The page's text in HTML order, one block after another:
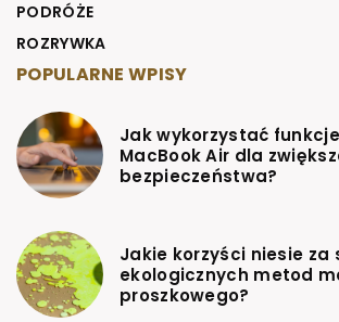
PODRÓŻE
ROZRYWKA
POPULARNE WPISY
Jak wykorzystać
MacBook Air dla
bezpieczeństwa?
Jakie korzyści niesie za
ekologicznych metod
proszkowego?